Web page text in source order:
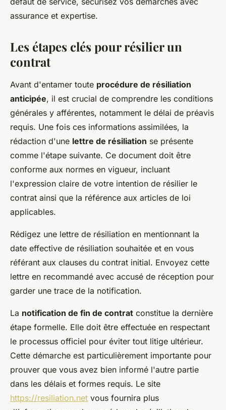
assurance et expertise.
Les étapes clés pour résilier un
contrat
Avant d'entamer toute procédure de résiliation
anticipée, il est crucial de comprendre les conditions
générales y afférentes, notamment le délai de préavis
requis. Une fois ces informations assimilées, la
rédaction d'une lettre de résiliation se présente
comme l'étape suivante. Ce document doit être
conforme aux normes en vigueur, incluant
l'expression claire de votre intention de résilier le
contrat ainsi que la référence aux articles de loi
applicables.
Rédigez une lettre de résiliation en mentionnant la
date effective de résiliation souhaitée et en vous
référant aux clauses du contrat initial. Envoyez cette
lettre en recommandé avec accusé de réception pour
garder une trace de la notification.
La notification de fin de contrat constitue la dernière
étape formelle. Elle doit être effectuée en respectant
le processus officiel pour éviter tout litige ultérieur.
Cette démarche est particulièrement importante pour
prouver que vous avez bien informé l'autre partie
dans les délais et formes requis. Le site
https://resiliation.net vous fournira plus